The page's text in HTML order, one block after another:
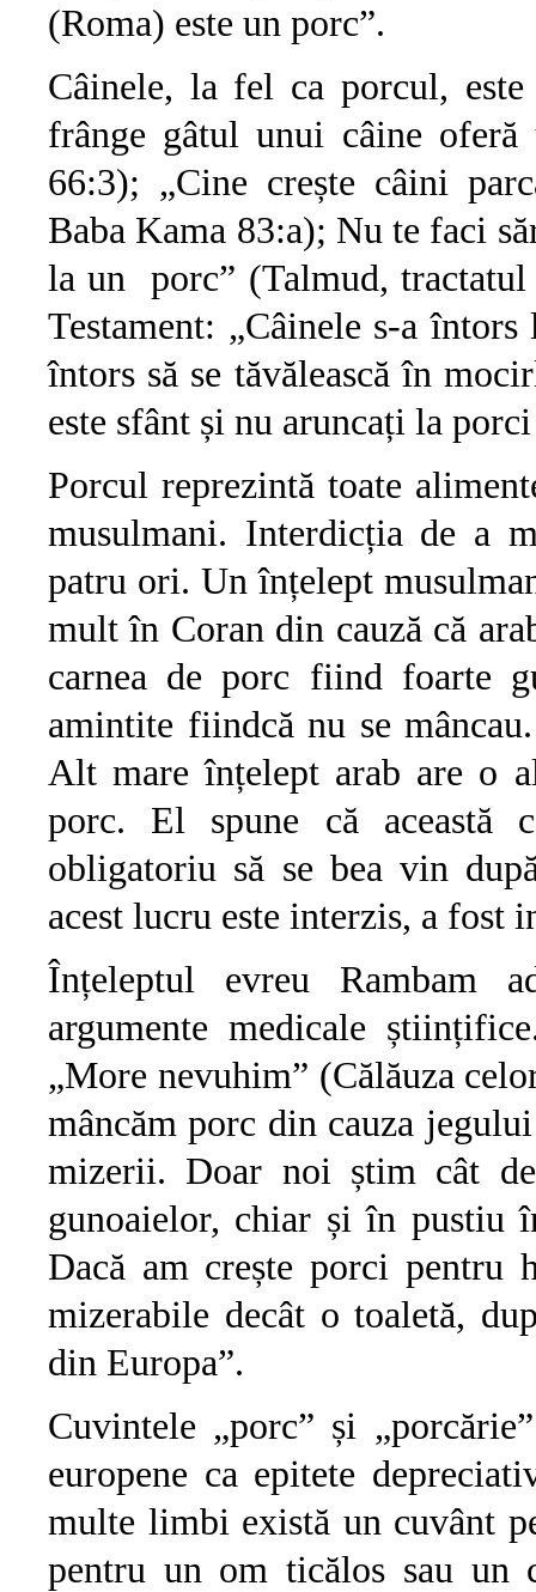
(Roma) este un porc”.
Câinele, la fel ca porcul,
frânge gâtul unui câine
66:3); „Cine crește câini
Baba Kama 83:a); Nu te faci
la un porc” (Talmud,
Testament: „Câinele s-a
întors să se tăvălească în
este sfânt și nu aruncați la
Porcul reprezintă toate
musulmani. Interdicția de a
patru ori. Un înțelept
mult în Coran din cauză că
carnea de porc fiind foarte
amintite fiindcă nu se
Alt mare înțelept arab are o
porc. El spune că această
obligatoriu să se bea vin
acest lucru este interzis, a fost
Înțeleptul evreu Rambam
argumente medicale
„More nevuhim” (Călăuza
mâncăm porc din cauza
mizerii. Doar noi știm cât de
gunoaielor, chiar și în pustiu
Dacă am crește porci pentru
mizerabile decât o toaletă,
din Europa”.
Cuvintele „porc” și
europene ca epitete
multe limbi există un cuvânt
pentru un om ticălos sau un